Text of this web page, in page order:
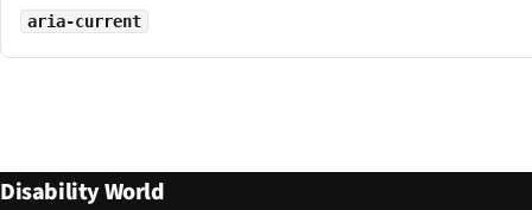
aria-current
Disability World